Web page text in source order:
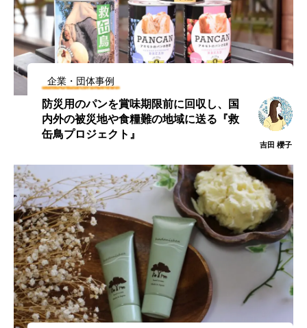
企業・団体事例
防災用のパンを賞味期限前に回収し、国
内外の被災地や食糧難の地域に送る『救
缶鳥プロジェクト』
吉田 櫻子